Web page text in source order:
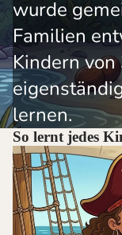
wurde
Familien
Kindern von
lernen.
So lernt jedes